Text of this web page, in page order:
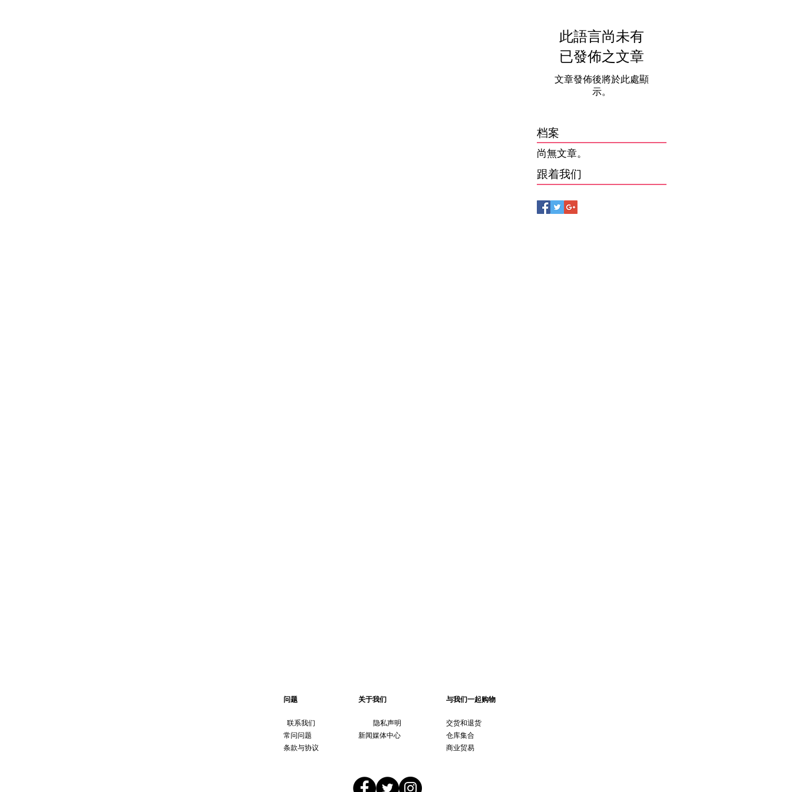
此語言尚未有
已發佈之文章
文章發佈後將於此處顯
示。
档案
尚無文章。
跟着我们
问题
联系我们
常问问题
条款与协议
关于我们
隐私声明
新闻媒体中心
与我们一起购物
交货和退货
仓库集合
商业贸易